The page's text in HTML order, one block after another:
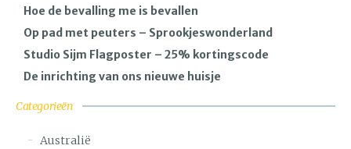
Hoe de bevalling me is bevallen
Op pad met peuters – Sprookjeswonderland
Studio Sijm Flagposter – 25% kortingscode
De inrichting van ons nieuwe huisje
Categorieën
Australië